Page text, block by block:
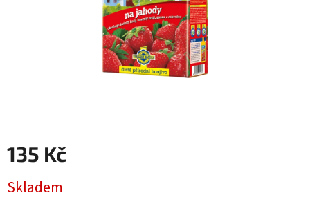
135 Kč
cena:
Skladem